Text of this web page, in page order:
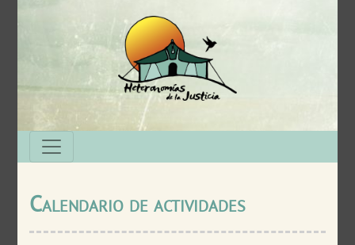
Calendario de actividades